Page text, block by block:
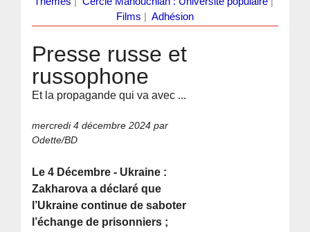
Films
Adhésion
Presse russe et
russophone
Et la propagande qui va avec ...
mercredi 4 décembre 2024 par
Odette/BD
Le 4 Décembre - Ukraine :
Zakharova a déclaré que
l’Ukraine continue de saboter
l’échange de prisonniers ;